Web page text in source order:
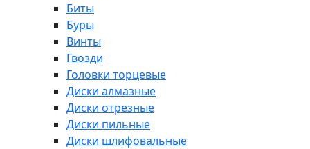
Биты
Буры
Винты
Гвозди
Головки торцевые
Диски алмазные
Диски отрезные
Диски пильные
Диски шлифовальные